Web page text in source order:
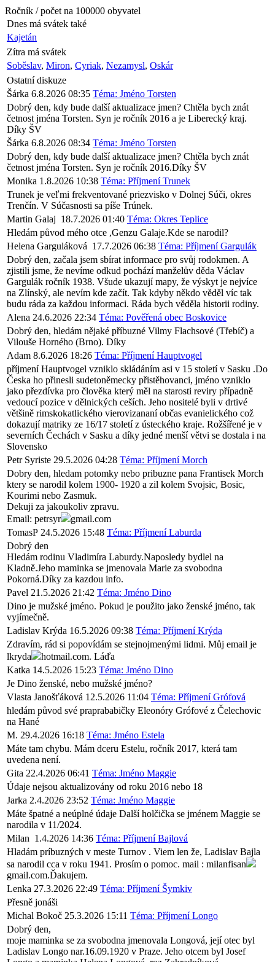
Ročník / počet na 100000 obyvatel
Dnes má svátek také
Kajetán
Zítra má svátek
Soběslav, Miron, Cyriak, Nezamysl, Oskár
Ostatní diskuze
Šárka 6.8.2026 08:35 Téma: Jméno Torsten
Dobrý den, kdy bude další aktualizace jmen? Chtěla bych znát
četnost jména Torsten. Syn je ročník 2016 a je Liberecký kraj.
Díky ŠV
Šárka 6.8.2026 08:34 Téma: Jméno Torsten
Dobrý den, kdy bude další aktualizace jmen? Chtěla bych znát
četnost jména Torsten. Syn je ročník 2016.Díky ŠV
Monika 1.8.2026 10:38 Téma: Příjmení Trunek
Trunek je veľmi frekventované priezvisko v Dolnej Súči, okres
Trenčín. V Súčasnosti sa píše Trúnek.
Martin Galaj 18.7.2026 01:40 Téma: Okres Teplice
Hledám původ mého otce ,Genzu Galaje.Kde se narodil?
Helena Garguláková 17.7.2026 06:38 Téma: Příjmení Gargulák
Dobrý den, začala jsem sbírat informace pro svůj rodokmen. A
zjistili jsme, že nevíme odkud pochází manželův děda Václav
Gargulák ročník 1938. Všude ukazují mapy, že výskyt je nejvíce
na Zlínský, ale nevím kde začít. Tak kdyby někdo věděl víc tak
budu ráda za každou informaci. Ráda bych věděla historii rodiny.
Alena 24.6.2026 22:34 Téma: Pověřená obec Boskovice
Dobrý den, hledám nějaké příbuzné Vilmy Flachsové (Třebíč) a
Vilouše Horného (Brno). Díky
Adam 8.6.2026 18:26 Téma: Příjmení Hauptvogel
příjmení Hauptvogel vzniklo skládáním asi v 15 století v Sasku .Do
Česka ho přinesli sudetoněmecky přistěhovanci, jméno vzniklo
jako přezdívka pro člověka který měl na starosti reviry případně
vedoucí pozice v dělnických ceších. Jeho nositelé byli v drtivé
většině rimskokatlického vierovizananí občas evanielického což
dokazují matriky ze 16/17 století z ústeckého kraje. Rožšířené je v
severních Čechách v Sasku a díky jedné menší větvi se dostala i na
Slovensko
Petr Syriste 29.5.2026 04:28 Téma: Příjmení Morch
Dobry den, hledam potomky nebo pribuzne pana Frantisek Morch
ktery se narodil kolem 1900- 1920 a zil kolem Svojsic, Bosic,
Kourimi nebo Zasmuk.
Dekuji za jakoukoliv zpravu.
Email: petrsyr
gmail.com
TomasP 24.5.2026 15:48 Téma: Příjmení Laburda
Dobrý den
Hledám rodinu Vladimíra Laburdy.Naposledy bydlel na
Kladně.Jeho maminka se jmenovala Marie za svobodna
Pokorná.Díky za kazdou info.
Pavel 21.5.2026 21:42 Téma: Jméno Dino
Dino je mužské jméno. Pokud je použito jako ženské jméno, tak
vyjímečně.
Ladislav Krýda 16.5.2026 09:38 Téma: Příjmení Krýda
Zdravím, rád si popovídám se stejnojmenými lidmi. Můj email je
lkryda
hotmail.com. Láďa
Katka 14.5.2026 15:23 Téma: Jméno Dino
Je Dino ženské, nebo mužské jméno?
Vlasta Janošťáková 12.5.2026 11:04 Téma: Příjmení Grófová
hledám původ své praprababičky Eleonóry Grófové z Čelechovic
na Hané
M. 29.4.2026 16:18 Téma: Jméno Estela
Máte tam chybu. Mám dceru Estelu, ročník 2017, která tam
uvedena není.
Gita 22.4.2026 06:41 Téma: Jméno Maggie
Údaje nejsou aktualizovány od roku 2016 nebo 18
Jarka 2.4.2026 23:52 Téma: Jméno Maggie
Máte špatné a neúplné údaje Další holčička se jménem Maggie se
narodila v 11/2024.
Milan 1.4.2026 14:36 Téma: Příjmení Bajlová
Hladám príbuzných v meste Turnov . Viem len že, Ladislav Bajla
sa narodil cca v roku 1941. Prosím o pomoc. mail : milanfisan
gmail.com.Ďakujem.
Lenka 27.3.2026 22:49 Téma: Příjmení Šymkiv
Přesně jonáši
Michal Bokoč 25.3.2026 15:11 Téma: Příjmení Longo
Dobrý den,
moje maminka se za svobodna jmenovala Longová, její otec byl
Ladislav Longo nar.16.09.1920 v Praze. Jeho otcem byl Josef